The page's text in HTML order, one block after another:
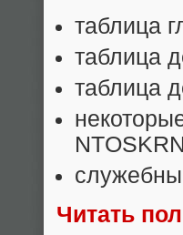
таблица
таблица
таблица
Читать